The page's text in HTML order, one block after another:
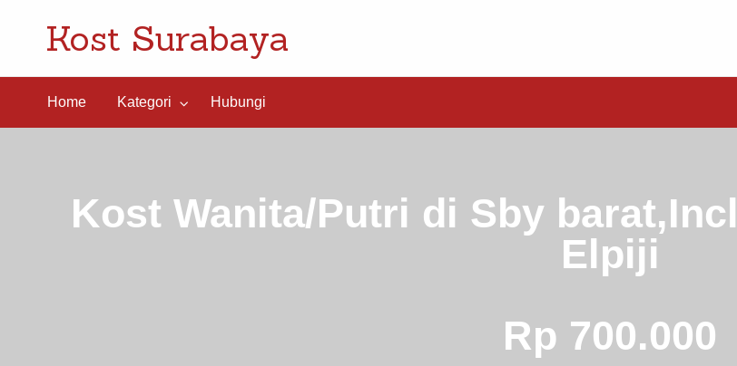
Kost Surabaya
Home Kategori Hubungi
Kost Wanita/Putri di Sby
Elpiji
Rp 700.000